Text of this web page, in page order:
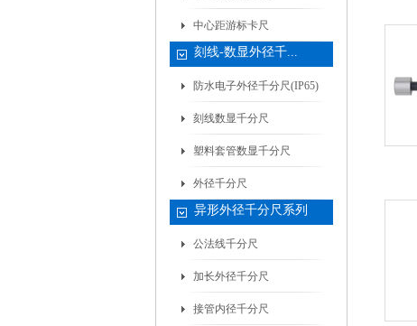
中心距游标卡尺
刻线-数显外径千...
防水电子外径千分尺(IP65)
刻线数显千分尺
塑料套管数显千分尺
外径千分尺
异形外径千分尺系列
公法线千分尺
加长外径千分尺
接管内径千分尺